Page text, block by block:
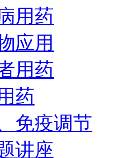
用药
应用
用药
药
免疫调节
讲座